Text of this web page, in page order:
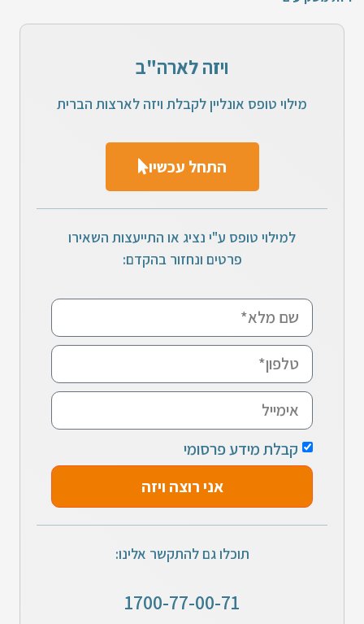
ויזה לארה"ב
מילוי טופס אונליין לקבלת ויזה לארצות הברית
התחל עכשיו
למילוי טופס ע"י נציג או התייעצות השאירו
פרטים ונחזור בהקדם:
קבלת מידע פרסומי
אני רוצה ויזה
תוכלו גם להתקשר אלינו:
1700-77-00-71